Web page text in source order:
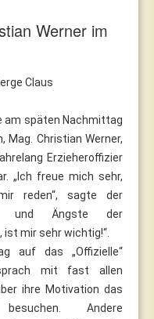
Werner im
Claus
am späten Nachmittag
Mag. Christian Werner,
Erzieheroffizier
„Ich freue mich sehr,
reden“, sagte der
und Ängste der
mir sehr wichtig!“.
auf das „Offizielle“
mit fast allen
ihre Motivation das
Andere